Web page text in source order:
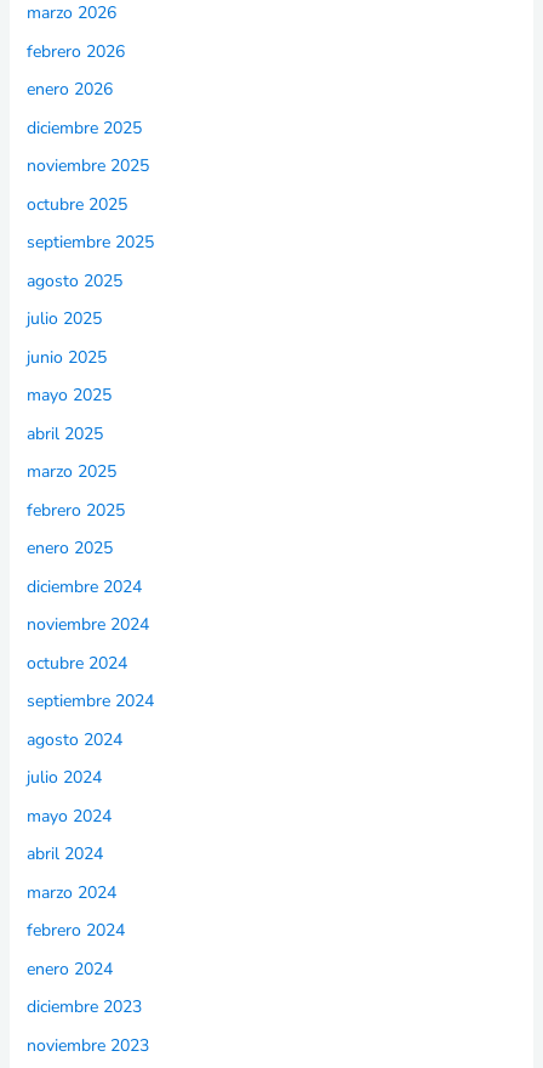
marzo 2026
febrero 2026
enero 2026
diciembre 2025
noviembre 2025
octubre 2025
septiembre 2025
agosto 2025
julio 2025
junio 2025
mayo 2025
abril 2025
marzo 2025
febrero 2025
enero 2025
diciembre 2024
noviembre 2024
octubre 2024
septiembre 2024
agosto 2024
julio 2024
mayo 2024
abril 2024
marzo 2024
febrero 2024
enero 2024
diciembre 2023
noviembre 2023